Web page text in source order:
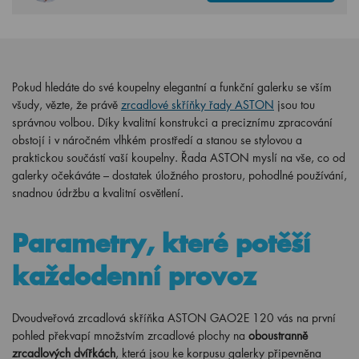
Pokud hledáte do své koupelny elegantní a funkční galerku se vším
všudy, vězte, že právě zrcadlové skříňky řady ASTON jsou tou
správnou volbou. Díky kvalitní konstrukci a preciznímu zpracování
obstojí i v náročném vlhkém prostředí a stanou se stylovou a
praktickou součástí vaší koupelny. Řada ASTON myslí na vše, co od
galerky očekáváte – dostatek úložného prostoru, pohodlné používání,
snadnou údržbu a kvalitní osvětlení.
Parametry, které potěší
každodenní provoz
Dvoudveřová zrcadlová skříňka ASTON GAO2E 120 vás na první
pohled překvapí množstvím zrcadlové plochy na oboustranně
zrcadlových dvířkách, která jsou ke korpusu galerky připevněna